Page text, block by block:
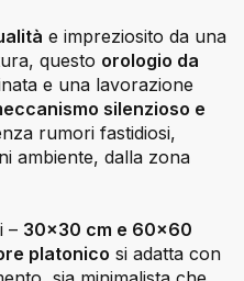
e impreziosito da una
questo orologio da
e una lavorazione
silenzioso e
rumori fastidiosi,
ambiente, dalla zona
– 30x30 cm e 60x60
platonico si adatta con